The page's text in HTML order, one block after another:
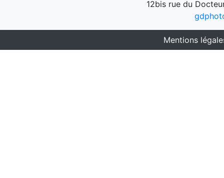
12bis rue du
Mentions